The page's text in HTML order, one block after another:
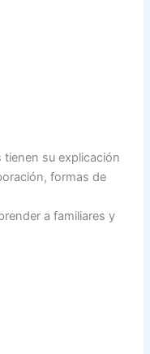
tienen su explicación
formas de
a familiares y